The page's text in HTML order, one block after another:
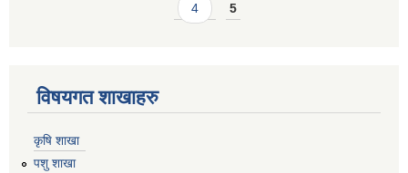
4 5
विषयगत शाखाहरु
कृषि शाखा
पशु शाखा